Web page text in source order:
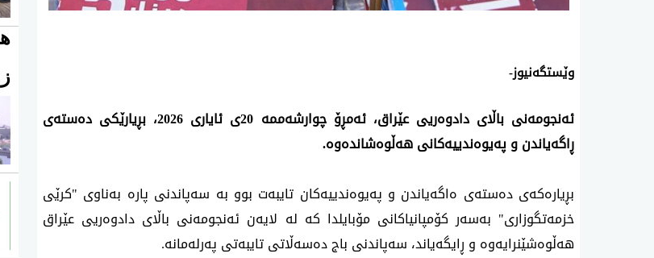
وێستگەنیوز-
ئەنجومەنی باڵای دادوەریی عێراق، ئەمڕۆ چوارشەممە 20ی ئایاری 2026، بڕیارێکی دەستەی
ڕاگەیاندن و پەیوەندییەکانی هەڵوەشاندەوە.
بڕیارەکەی دەستەی ەاگەیاندن و پەیوەندییەکان تایبەت بوو بە سەپاندنی پارە بەناوی "کرێی
خزمەتگوزاری" بەسەر کۆمپانیاکانی مۆبایلدا کە لە لایەن ئەنجومەنی باڵای دادوەریی عێراق
هەڵوەشێنرایەوە و ڕایگەیاند، سەپاندنی باج دەسەڵاتی تایبەتی پەرلەمانە.